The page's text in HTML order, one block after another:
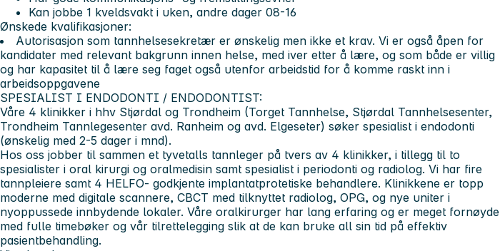
Kan jobbe 1 kveldsvakt i uken, andre dager 08-16
Ønskede kvalifikasjoner:
Autorisasjon som tannhelsesekretær er ønskelig men ikke et krav. Vi er også åpen for
kandidater med relevant bakgrunn innen helse, med iver etter å lære, og som både er villig
og har kapasitet til å lære seg faget også utenfor arbeidstid for å komme raskt inn i
arbeidsoppgavene
SPESIALIST I ENDODONTI / ENDODONTIST:
Våre 4 klinikker i hhv Stjørdal og Trondheim (Torget Tannhelse, Stjørdal Tannhelsesenter,
Trondheim Tannlegesenter avd. Ranheim og avd. Elgeseter) søker spesialist i endodonti
(ønskelig med 2-5 dager i mnd).
Hos oss jobber til sammen et tyvetalls tannleger på tvers av 4 klinikker, i tillegg til to
spesialister i oral kirurgi og oralmedisin samt spesialist i periodonti og radiolog. Vi har fire
tannpleiere samt 4 HELFO- godkjente implantatprotetiske behandlere. Klinikkene er topp
moderne med digitale scannere, CBCT med tilknyttet radiolog, OPG, og nye uniter i
nyoppussede innbydende lokaler. Våre oralkirurger har lang erfaring og er meget fornøyde
med fulle timebøker og vår tilrettelegging slik at de kan bruke all sin tid på effektiv
pasientbehandling.